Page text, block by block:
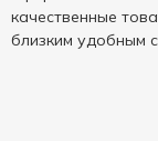
качественные
близким удобным